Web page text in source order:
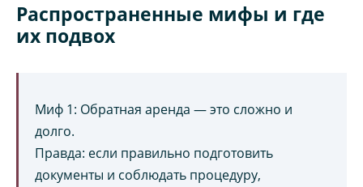
Распространенные мифы и где
их подвох
Миф 1: Обратная аренда — это сложно и
долго.
Правда: если правильно подготовить
документы и соблюдать процедуру,